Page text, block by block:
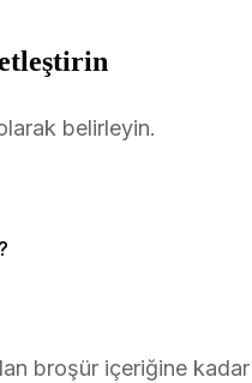
belirleyin.
broşür içeriğine